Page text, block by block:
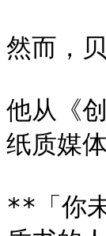
然而，
他从《
纸质媒
**「你